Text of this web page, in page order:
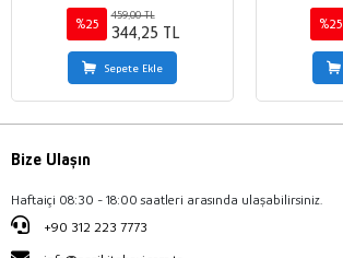
%25
459,00 TL
344,25 TL
Sepete Ekle
%25
Bize Ulaşın
Haftaiçi 08:30 - 18:00 saatleri arasında ulaşabilirsiniz.
+90 312 223 7773